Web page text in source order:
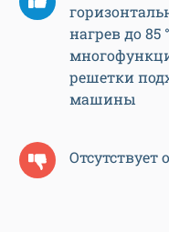
нагрев до 85
решетки
машины
Отсутствует